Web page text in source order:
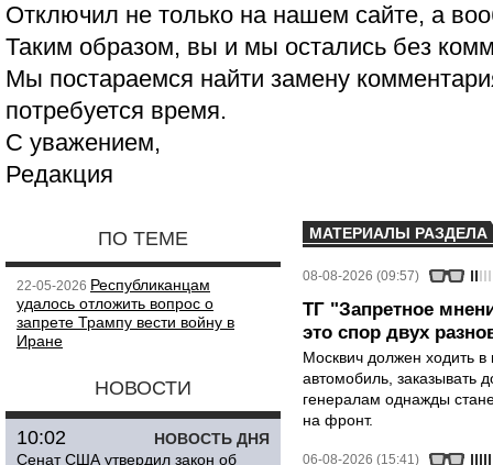
Отключил не только на нашем сайте, а
Таким образом, вы и мы остались без
Мы постараемся найти замену
потребуется время.
С уважением,
Редакция
ПО ТЕМЕ
22-05-2026 Республиканцам
удалось отложить вопрос о
запрете Трампу вести войну в
Иране
НОВОСТИ
НОВОСТЬ ДНЯ
10:02
Сенат США утвердил закон об
МАТЕРИАЛЫ РАЗДЕЛА
08-08-2026 (09:57)
ТГ "Запретное
это спор двух
Москвич должен ходить в
автомобиль, заказывать
генералам однажды
на фронт.
06-08-2026 (15:41)